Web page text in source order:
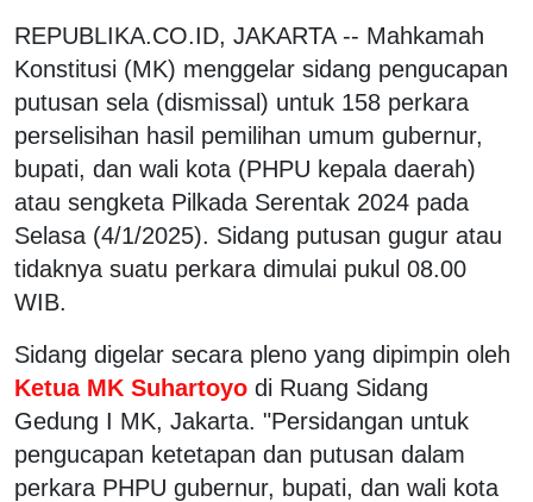
REPUBLIKA.CO.ID, JAKARTA -- Mahkamah
Konstitusi (MK) menggelar sidang pengucapan
putusan sela (dismissal) untuk 158 perkara
perselisihan hasil pemilihan umum gubernur,
bupati, dan wali kota (PHPU kepala daerah)
atau sengketa Pilkada Serentak 2024 pada
Selasa (4/1/2025). Sidang putusan gugur atau
tidaknya suatu perkara dimulai pukul 08.00
WIB.
Sidang digelar secara pleno yang dipimpin oleh
Ketua MK Suhartoyo di Ruang Sidang
Gedung I MK, Jakarta. "Persidangan untuk
pengucapan ketetapan dan putusan dalam
perkara PHPU gubernur, bupati, dan wali kota